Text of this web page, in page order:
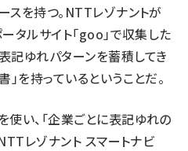
スを持つ。NTTレゾナントが
タルサイト「goo」で収集した
記ゆれパターンを蓄積してき
」を持っているということだ。
使い、「企業ごとに表記ゆれの
レゾナント スマートナビ